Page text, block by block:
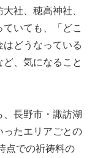
社、穂高神社、
いても、「どこ
どうなっている
、気になること
長野市・諏訪湖
ったエリアごとの
点での祈祷料の